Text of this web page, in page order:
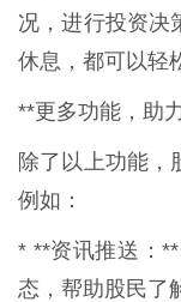
况，进行投资决
休息，都可以轻
**更多功能，助
除了以上功能，
例如：
* **资讯推送：
态，帮助股民了